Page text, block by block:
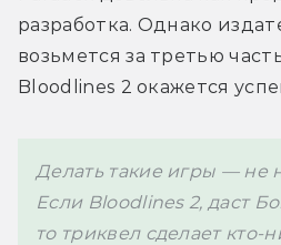
разработка. Однако
возьмется за третью
Bloodlines 2 окажется
Делать такие игры — не
Если Bloodlines 2, даст
то триквел сделает кто-